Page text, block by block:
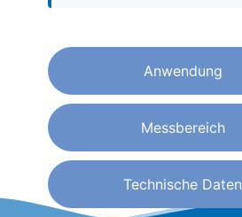
Anwendung
Messbereich
Technische Daten